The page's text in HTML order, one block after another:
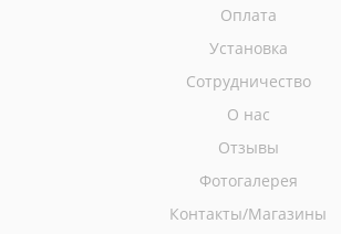
Оплата
Установка
Сотрудничество
О нас
Отзывы
Фотогалерея
Контакты/Магазины